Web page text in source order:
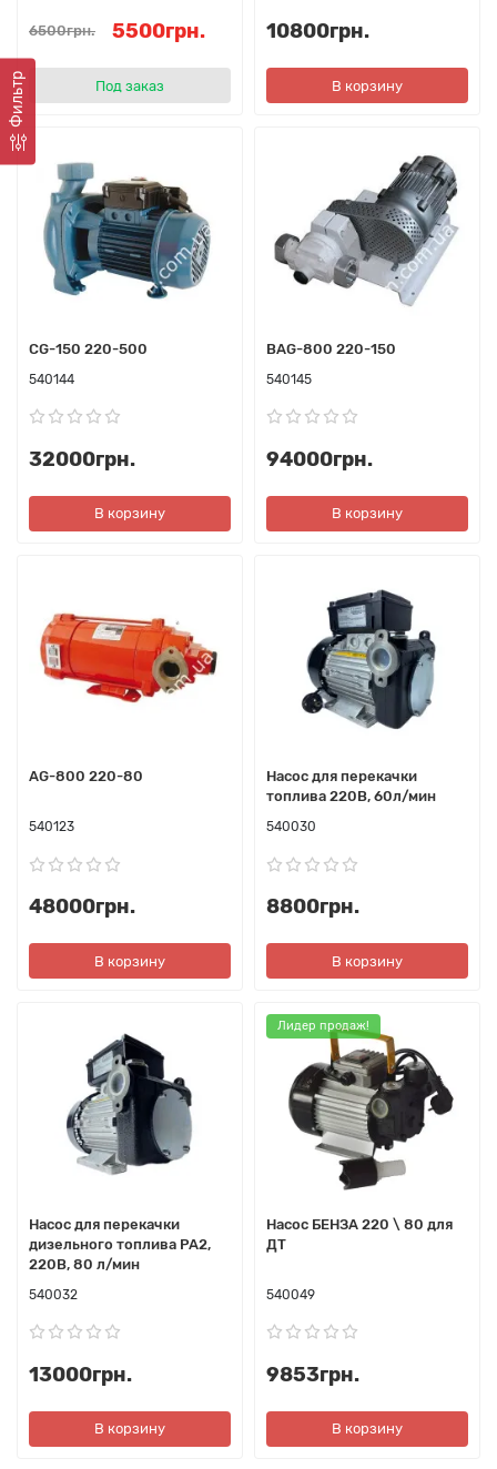
Фильтр
6500грн. 5500грн.
Под заказ
10800грн.
В корзину
CG-150 220-500
540144
32000грн.
В корзину
BAG-800 220-150
540145
94000грн.
В корзину
AG-800 220-80
540123
48000грн.
В корзину
Насос для перекачки
топлива 220В, 60л/мин
540030
8800грн.
В корзину
Насос для перекачки
дизельного топлива PA2,
220В, 80 л/мин
540032
13000грн.
В корзину
Лидер продаж!
Насос БЕНЗА 220 \ 80 для
ДТ
540049
9853грн.
В корзину